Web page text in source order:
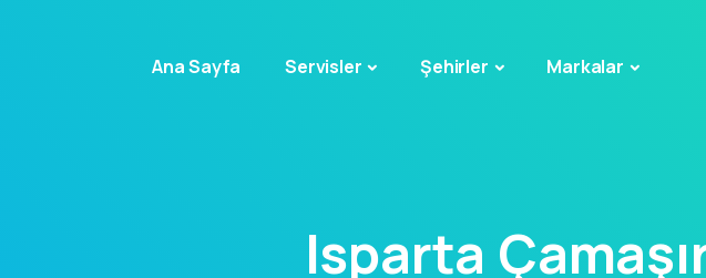
Ana Sayfa Servisler Şehirler Markalar
Isparta